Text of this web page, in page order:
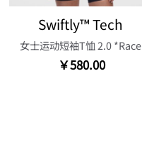
Swiftly™ Tech
女士运动短袖T恤 2.0 *Race
￥580.00